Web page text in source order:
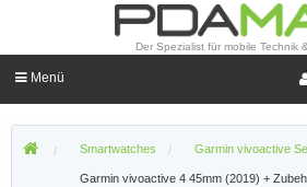
Der Spezialist für mobile Technik
Menü
Smartwatches Garmin vivoactive
Garmin vivoactive 4 45mm (2019) +